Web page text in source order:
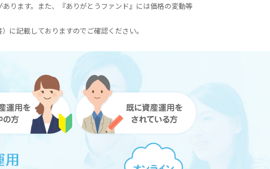
ります。また、『ありがとうファンド』には価格の変動等
に記載しておりますのでご確認ください。